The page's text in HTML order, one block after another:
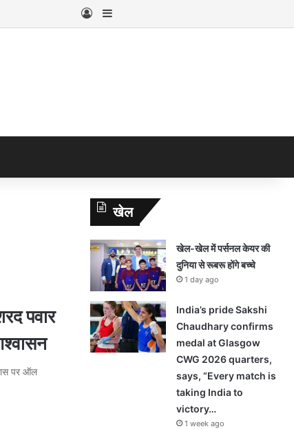
Log InSidebar
पवार
पर ऑल
खेल
खेल-खेल में पर्सनल केयर की
दुनिया से रूबरू होंगे बच्चे
1 day ago
India’s pride Sakshi
Chaudhary confirms
medal at Glasgow
CWG 2026 quarters,
says, “Every match is
taking India to
victory…
1 week ago